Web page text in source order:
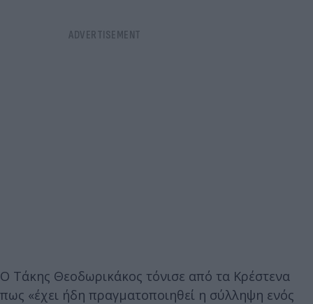
Ο Τάκης Θεοδωρικάκος τόνισε από τα Κρέστενα
πως «έχει ήδη πραγματοποιηθεί η σύλληψη ενός